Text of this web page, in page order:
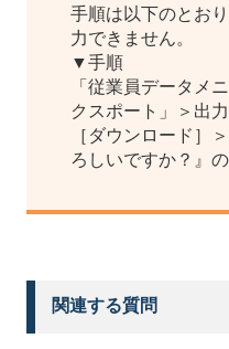
手順は以下のとお
力できません。
▼手順
「従業員データメ
クスポート」＞出
［ダウンロード］
ろしいですか？』
関連する質問